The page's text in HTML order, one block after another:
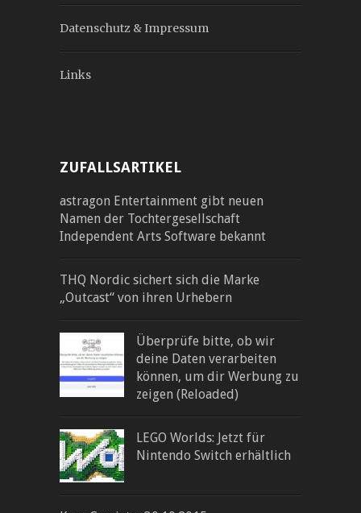
Datenschutz & Impressum
Links
ZUFALLSARTIKEL
astragon Entertainment gibt neuen
Namen der Tochtergesellschaft
Independent Arts Software bekannt
THQ Nordic sichert sich die Marke
„Outcast“ von ihren Urhebern
Überprüfe bitte, ob wir
deine Daten verarbeiten
können, um dir Werbung zu
zeigen (Reloaded)
LEGO Worlds: Jetzt für
Nintendo Switch erhältlich